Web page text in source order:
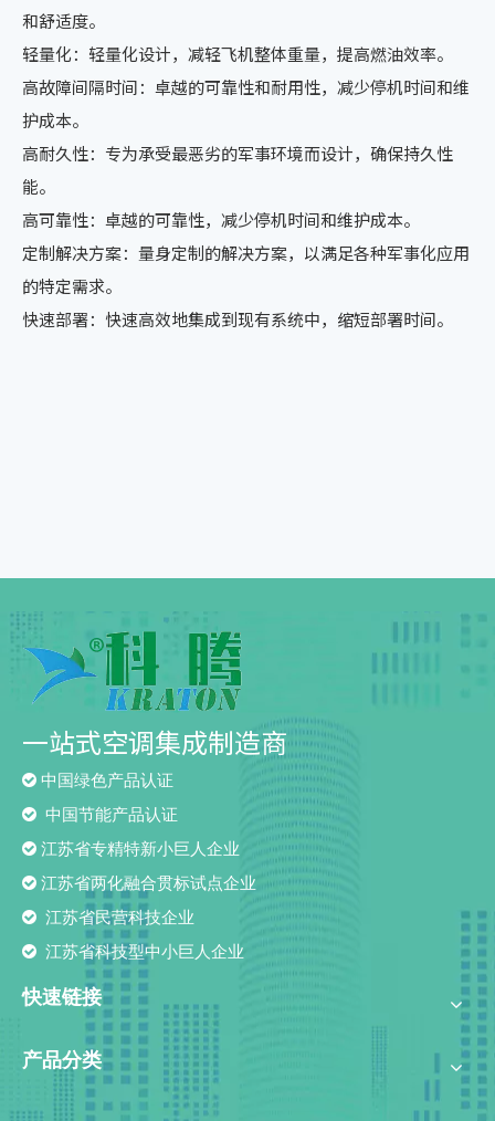
和舒适度。
轻量化：轻量化设计，减轻飞机整体重量，提高燃油效率。
高故障间隔时间：卓越的可靠性和耐用性，减少停机时间和维
护成本。
高耐久性：专为承受最恶劣的军事环境而设计，确保持久性
能。
高可靠性：卓越的可靠性，减少停机时间和维护成本。
定制解决方案：量身定制的解决方案，以满足各种军事化应用
的特定需求。
快速部署：快速高效地集成到现有系统中，缩短部署时间。
一站式空调集成制造商
 中国绿色产品认证
 中国节能产品认证
 江苏省专精特新小巨人企业
 江苏省两化融合贯标试点企业
 江苏省民营科技企业
 江苏省科技型中小巨人企业
快速链接
产品分类